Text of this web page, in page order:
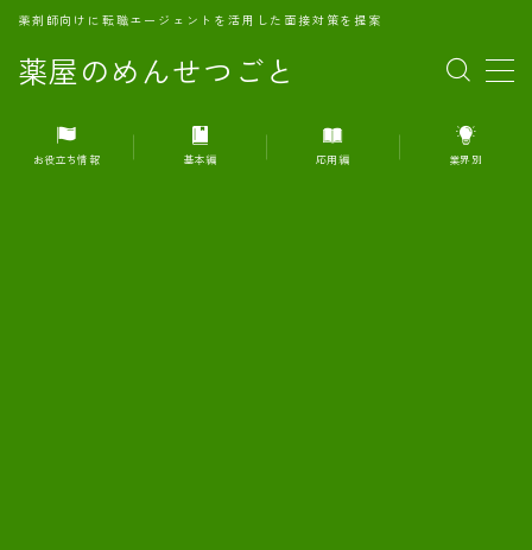
薬屋のめんせつごと
薬剤師向けに転職エージェントを活用した面接対策を提案
MENU
1.転職エージェントとは何か？
お役立ち情報 基本編 応用編 業界別